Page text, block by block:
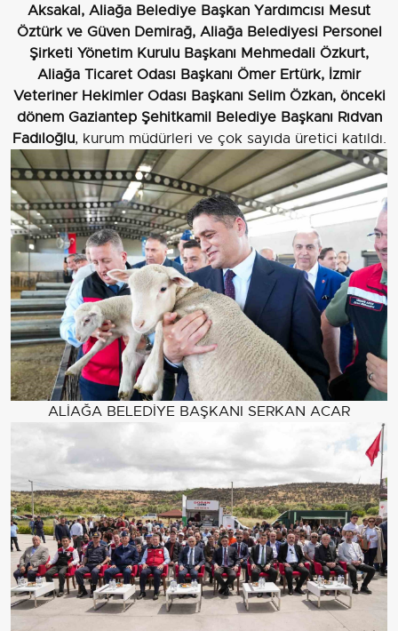
Aksakal, Aliağa Belediye Başkan Yardımcısı Mesut
Öztürk ve Güven Demirağ, Aliağa Belediyesi Personel
Şirketi Yönetim Kurulu Başkanı Mehmedali Özkurt,
Aliağa Ticaret Odası Başkanı Ömer Ertürk, İzmir
Veteriner Hekimler Odası Başkanı Selim Özkan, önceki
dönem Gaziantep Şehitkamil Belediye Başkanı Rıdvan
Fadıloğlu, kurum müdürleri ve çok sayıda üretici katıldı.
ALİAĞA BELEDİYE BAŞKANI SERKAN ACAR